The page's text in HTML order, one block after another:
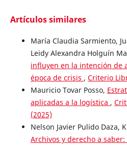
Artículos similares
María Claudia Sarmiento,
Leidy Alexandra Holguín
influyen en la intención de
época de crisis , Criterio
Mauricio Tovar Posso,
aplicadas a la logística ,
(2025)
Nelson Javier Pulido Daza,
Archivos y derecho a